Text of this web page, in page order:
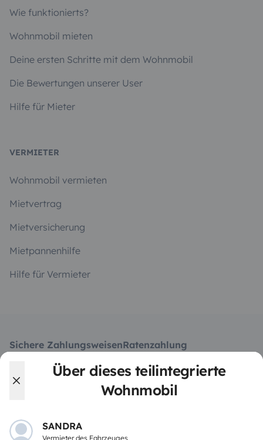
Über dieses teilintegrierte
Wohnmobil
SANDRA
Vermieter des Fahrzeuges
Wie funktionierts?
Wohnmobil mieten
Deine ersten Schritte mit dem Wohnmobil
Die Bewertungen unserer User
Hilfe für Mieter
VERMIETER
Wohnmobil vermieten
Mietvertrag
Mietversicherung
Mietpannenhilfe
Hilfe für Vermieter
Sichere ZahlungsweisenRatenzahlung
Herunterladen im
Verfügbar auf
Google Play